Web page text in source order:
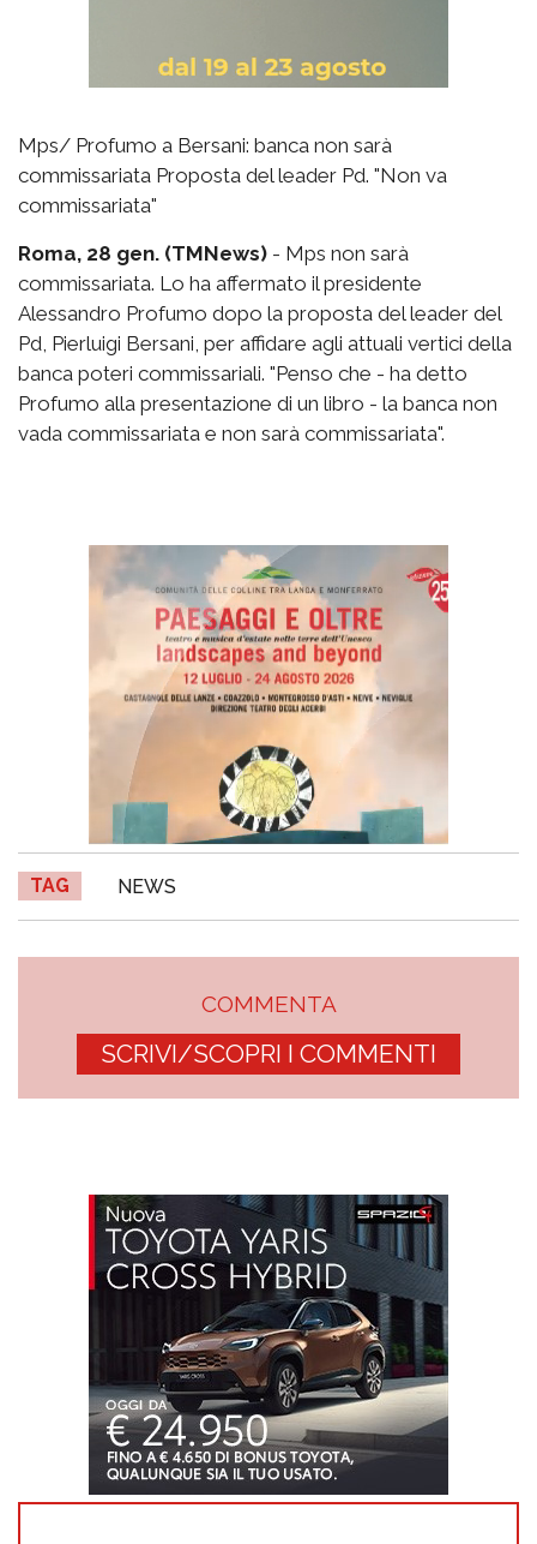
Mps/ Profumo a Bersani: banca non sarà
commissariata Proposta del leader Pd. "Non va
commissariata"
Roma, 28 gen. (TMNews) - Mps non sarà
commissariata. Lo ha affermato il presidente
Alessandro Profumo dopo la proposta del leader del
Pd, Pierluigi Bersani, per affidare agli attuali vertici della
banca poteri commissariali. "Penso che - ha detto
Profumo alla presentazione di un libro - la banca non
vada commissariata e non sarà commissariata".
TAG NEWS
COMMENTA
SCRIVI/SCOPRI I COMMENTI